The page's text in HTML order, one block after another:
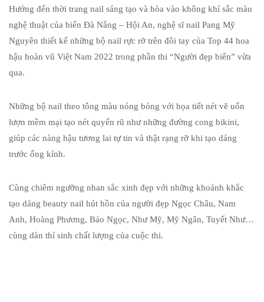
Hướng đến thời trang nail sáng tạo và hòa vào không khí sắc màu
nghệ thuật của biển Đà Nẵng – Hội An, nghệ sĩ nail Pang Mỹ
Nguyên thiết kế những bộ nail rực rỡ trên đôi tay của Top 44 hoa
hậu hoàn vũ Việt Nam 2022 trong phần thi “Người đẹp biển” vừa
qua.
Những bộ nail theo tông màu nóng bỏng với họa tiết nét vẽ uốn
lượn mềm mại tạo nét quyến rũ như những đường cong bikini,
giúp các nàng hậu tương lai tự tin và thật rạng rỡ khi tạo dáng
trước ống kính.
Cùng chiêm ngưỡng nhan sắc xinh đẹp với những khoảnh khắc
tạo dáng beauty nail hút hồn của người đẹp Ngọc Châu, Nam
Anh, Hoàng Phương, Bảo Ngọc, Như Mỹ, Mỹ Ngân, Tuyết Như…
cùng dàn thí sinh chất lượng của cuộc thi.